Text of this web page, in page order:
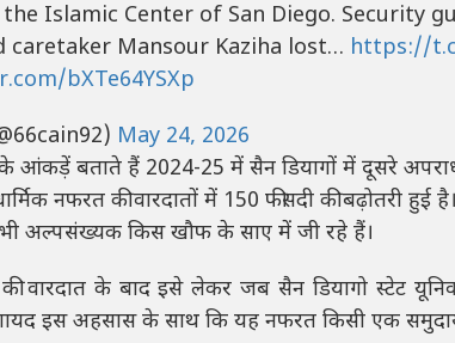
Islamic Center of San Diego. Security
caretaker Mansour Kaziha lost… https://
bXTe64YSXp
May 24, 2026
आंकड़ें बताते हैं 2024-25 में सैन डियागों में दूसरे
नफरत की वारदातों में 150 फीसदी की
अल्पसंख्यक किस खौफ के साए में जी रहे हैं।
वारदात के बाद इसे लेकर जब सैन डियागो स्टेट
इस अहसास के साथ कि यह नफरत किसी एक